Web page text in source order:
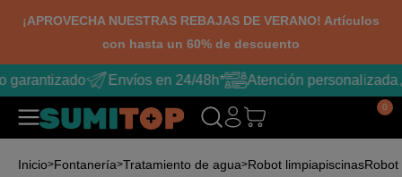
¡APROVECHA NUESTRAS REBAJAS DE VERANO! Artículos
con hasta un 60% de descuento
garantizado Envíos en 24/48h* Atención personalizada
0
Inicio Fontanería Tratamiento de agua Robot limpiapiscinasRobot